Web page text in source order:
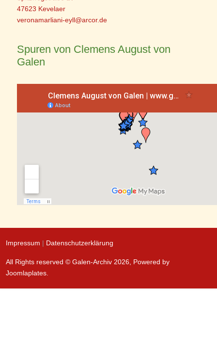
47623 Kevelaer
veronamarliani-eyll@arcor.de
Spuren von Clemens August von
Galen
Impressum | Datenschutzerklärung
All Rights reserved © Galen-Archiv 2026, Powered by
Joomlaplates